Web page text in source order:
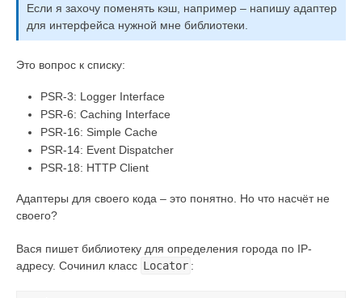
Если я захочу поменять кэш, например – напишу адаптер
для интерфейса нужной мне библиотеки.
Это вопрос к списку:
PSR-3: Logger Interface
PSR-6: Caching Interface
PSR-16: Simple Cache
PSR-14: Event Dispatcher
PSR-18: HTTP Client
Адаптеры для своего кода – это понятно. Но что насчёт не
своего?
Вася пишет библиотеку для определения города по IP-
адресу. Сочинил класс Locator :